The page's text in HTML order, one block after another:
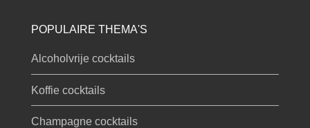
POPULAIRE THEMA'S
Alcoholvrije cocktails
Koffie cocktails
Champagne cocktails